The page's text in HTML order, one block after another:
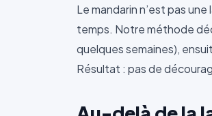
Le mandarin n’est pas
temps. Notre méthode
quelques semaines),
Résultat : pas de